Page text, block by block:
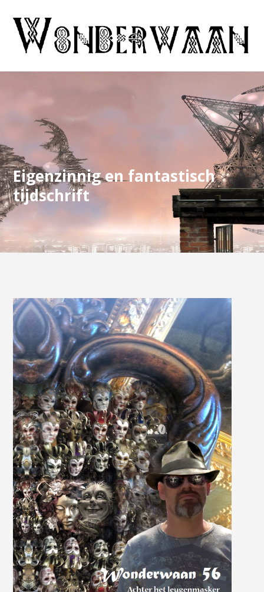
Eigenzinnig en fantastisch
tijdschrift